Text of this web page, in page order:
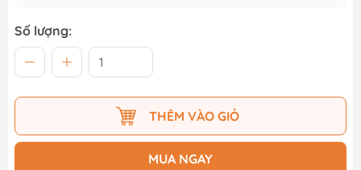
Số lượng:
THÊM VÀO GIỎ
MUA NGAY